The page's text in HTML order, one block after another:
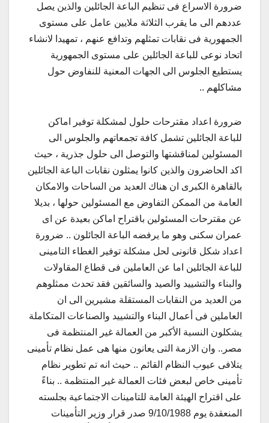
ضرورة الاسراع فى تنظيم الباعة الجائلين والذين يصل
عددهم الى ما يقرب الثلاثة ملايين عامل على مستوى
الجمهورية فى نقابات تمثلهم وتدافع عنهم ، تمهيدا لانشاء
اتحاد نوعى للباعة الجائلين على مستوى الجمهورية
يستطيع الجلوس الى الجهات المعنية للنفاوض حول
مشاكلهم ..
ضرورة اعداد مقترحات حلول لمشكلة توفير اماكن
للباعة الجائلين تشمل كافة تجمعاتهم والجلوس الى
المسئولين لمناقشتها والتوصل الى حلول جذرية ، حيث
اكد الحاضرون والذين كانوا يمثلون نقابات الباعة الجائلين
بالقاهرة الكبرى ان هناك العديد من الساحات والامكان
العامة من الممكن التفاوض مع المسئولين حولها ، بديلا
عن مقترحات المسئولين باقتراح اماكن بعيدة عن اى
عمران سكنى وهو ما يرفضه الباعة الجائلون .. ضرورة
اعداد شكل قانونى لحل مشكلة توفير الغطاء التامينى
للباعة الجائلين اما عن العاملين فى قطاع المقاولات
والبناء والتشييد والصيد والسائقين فقد تحدث ممثلوهم
من العديد من النقابات المستقلة مشيرين الى ان
العاملين فى أعمال البناء والتشييد والصناعات المتكاملة
يشكلون النسبة الأكبر من العمالة غير المنتظمة فى
مصر.. وان الازمة التى يعانون منها هى عمل نظام تأمينى
يتلافى عيوب النظام القائم .. حيث انه تم تطوير نظام
تأمينى خاص لبعض فئات العمالة غير المنتظمة .. بناءً
على اقتراح الهيئة العامة للتامينات الاجتماعية بجلسته
المنعقدة يوم 9/10/1988 صدر قرار وزير التأمينات